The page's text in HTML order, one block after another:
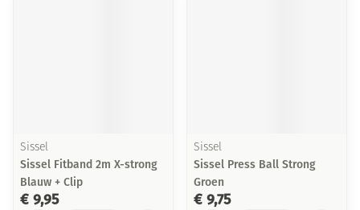
Sissel
Sissel Fitband 2m X-strong
Blauw + Clip
€ 9,95
Sissel
Sissel Press Ball Strong
Groen
€ 9,75